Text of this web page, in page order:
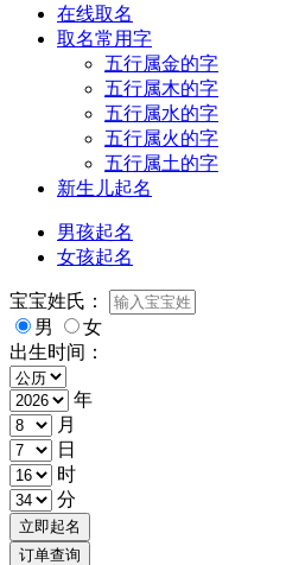
在线取名
取名常用字
五行属金的字
五行属木的字
五行属水的字
五行属火的字
五行属土的字
新生儿起名
男孩起名
女孩起名
宝宝姓氏：
男
女
出生时间：
年
月
日
时
分